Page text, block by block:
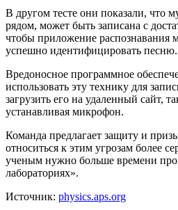
В другом тесте они показали, что
рядом, может быть записана с
чтобы приложение распознавания
успешно идентифицировать песню.
Вредоносное программное
использовать эту технику для
загрузить его на удаленный сайт,
устанавливая микрофон.
Команда предлагает защиту и
относиться к этим угрозам более
ученым нужно больше времени
лабораториях».
Источник: physics.aps.org